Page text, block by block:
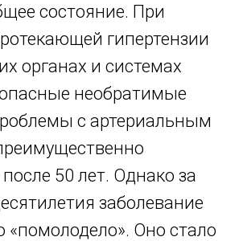
состояние. При
гипертензии
органах и системах
необратимые
с артериальным
50 лет. Однако за
заболевание
«помолодело». Оно стало